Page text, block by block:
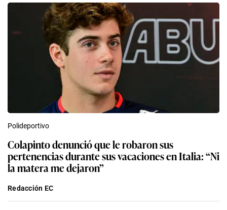
Polideportivo
Colapinto denunció que le robaron sus
pertenencias durante sus vacaciones en Italia: “Ni
la matera me dejaron”
Redacción EC